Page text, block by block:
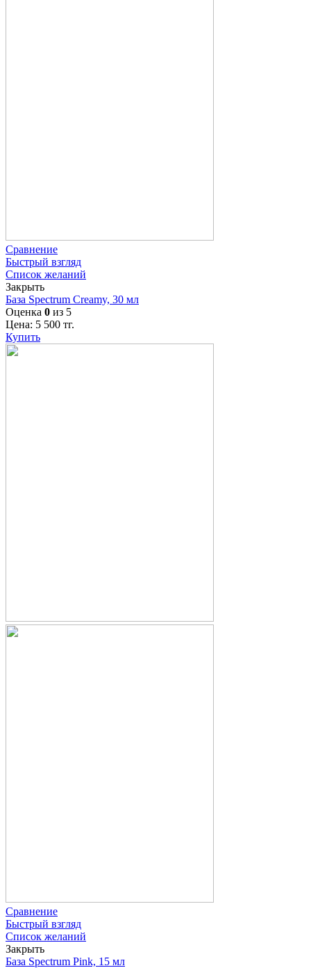
Сравнение
Быстрый взгляд
Список желаний
Закрыть
База Spectrum Creamy, 30 мл
Оценка 0 из 5
Цена: 5 500 тг.
Купить
Сравнение
Быстрый взгляд
Список желаний
Закрыть
База Spectrum Pink, 15 мл